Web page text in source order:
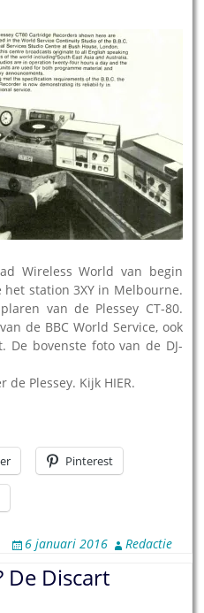
Wireless World van begin
station 3XY in Melbourne.
van de Plessey CT-80.
de BBC World Service, ook
De bovenste foto van de DJ-
de Plessey. Kijk HIER.
Pinterest
6 januari 2016 Redactie
De Discart